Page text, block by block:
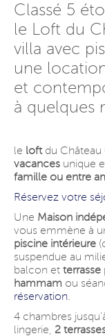
Classé 5
le Loft du
villa avec
une
et
à quelques
le loftdu Château
vacances unique
famille ou entre
Réservez votre
Une Maison
vous emmène à
piscine intérieure
suspendue au
balcon et terrasse
hammam ou
réservation.
4 chambres
lingerie, 2